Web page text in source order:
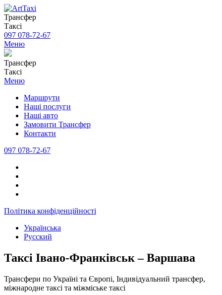
Трансфер
Таксі
097 078-72-67
Меню
Трансфер
Таксі
Меню
Маршрути
Наші послуги
Наші авто
Замовити Трансфер
Контакти
097 078-72-67
Політика конфіденційності
Українська
Русский
Таксі Івано-Франківськ – Варшава
Трансфери по Україні та Європі, Індивідуальний трансфер,
міжнародне таксі та міжміське таксі